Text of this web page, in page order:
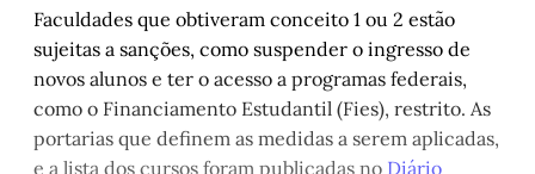
Faculdades que obtiveram conceito 1 ou 2 estão
sujeitas a sanções, como suspender o ingresso de
novos alunos e ter o acesso a programas federais,
como o Financiamento Estudantil (Fies), restrito. As
portarias que definem as medidas a serem aplicadas,
e a lista dos cursos foram publicadas no Diário